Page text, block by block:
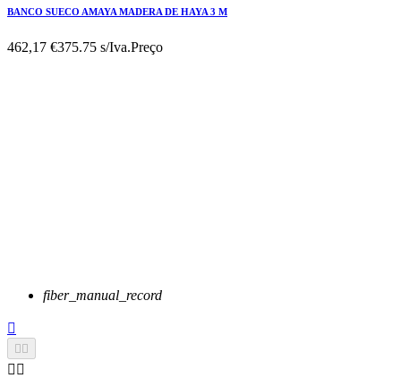
BANCO SUECO AMAYA MADERA DE HAYA 3 M
462,17 €375.75 s/Iva.Preço
fiber_manual_record

 
 